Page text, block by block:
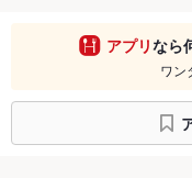
アプリなら
ワン